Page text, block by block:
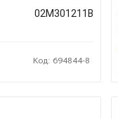
02M301211B
Код: 694844-8